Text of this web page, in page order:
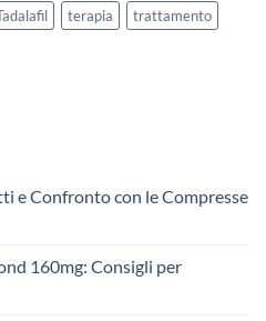
terapia
trattamento
e Confronto con le Compresse
160mg: Consigli per